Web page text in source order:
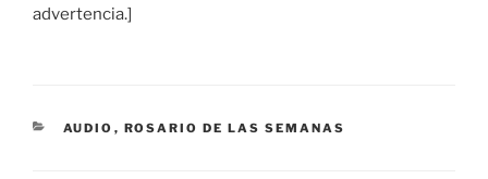
advertencia.]
CATEGORÍAS
AUDIO , ROSARIO DE LAS SEMANAS